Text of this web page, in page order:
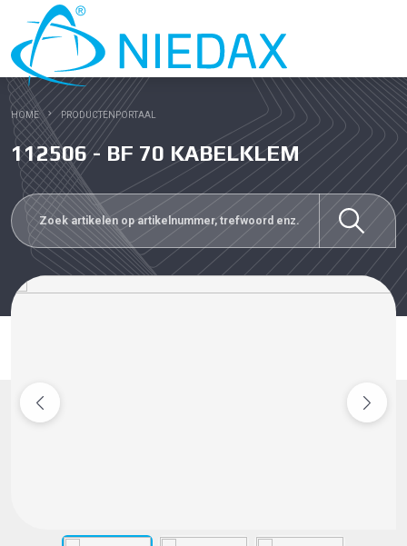
HOME PRODUCTENPORTAAL
112506 - BF 70 KABELKLEM